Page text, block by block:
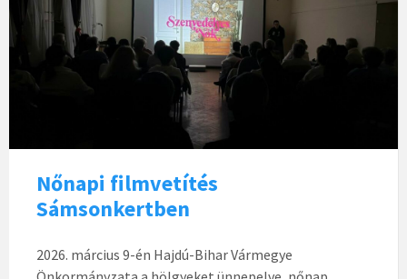
Nőnapi filmvetítés
Sámsonkertben
2026. március 9-én Hajdú-Bihar Vármegye